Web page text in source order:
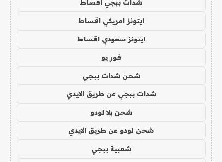
شدات ببجي اقساط
ايتونز امريكي اقساط
ايتونز سعودي اقساط
فور يو
شحن شدات ببجي
شدات ببجي عن طريق الايدي
شحن يلا لودو
شحن لودو عن طريق الايدي
شعبية ببجي